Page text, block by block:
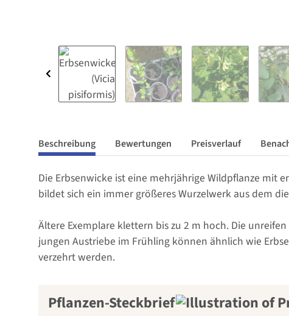
Beschreibung Bewertungen Preisverlauf
Die Erbsenwicke ist eine mehrjährige Wildpflanze mit
bildet sich ein immer größeres Wurzelwerk aus dem
Ältere Exemplare klettern bis zu 2 m hoch. Die
jungen Austriebe im Frühling können ähnlich wie
verzehrt werden.
Pflanzen-Steckbrief